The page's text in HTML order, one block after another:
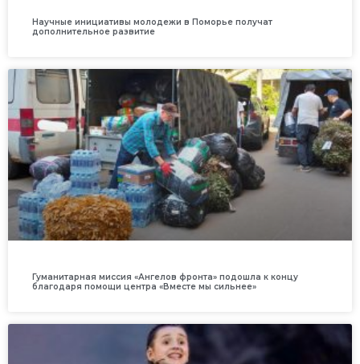
Научные инициативы молодежи в Поморье получат
дополнительное развитие
Гуманитарная миссия «Ангелов фронта» подошла к концу
благодаря помощи центра «Вместе мы сильнее»